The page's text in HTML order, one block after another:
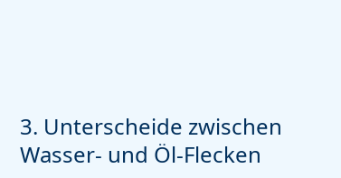
3. Unterscheide zwischen
Wasser- und Öl-Flecken